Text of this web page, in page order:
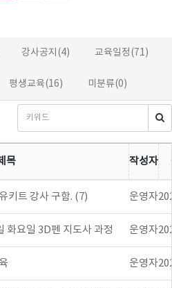
강사공지(4) 교육일정(71)
평생교육(16) 미분류(0)
목 작성자
키트 강사 구함. (7) 운영자
화요일 3D펜 지도사 과정 운영자
운영자